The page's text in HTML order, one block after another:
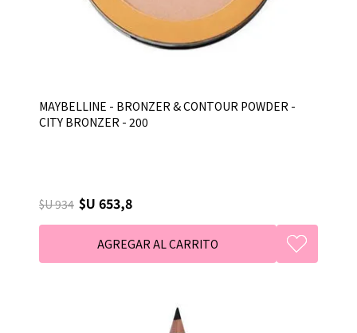
MAYBELLINE - BRONZER & CONTOUR POWDER -
CITY BRONZER - 200
$U 934 $U 653,8